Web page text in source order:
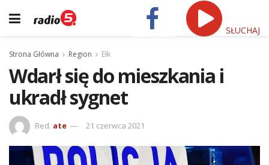
SŁUCHAJ
Strona Główna Region Ełk
Wdarł się do mieszkania i
ukradł sygnet
Red. ate 21 czerwca 2021